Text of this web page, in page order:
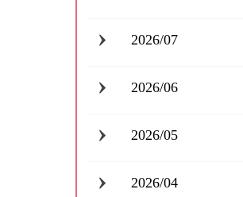
2026/07
2026/06
2026/05
2026/04